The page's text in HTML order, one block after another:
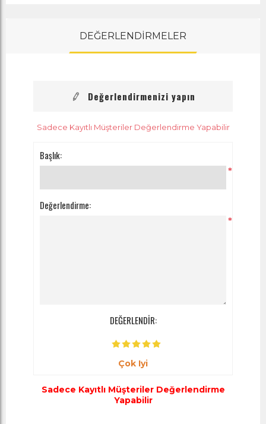
DEĞERLENDİRMELER
Değerlendirmenizi yapın
Sadece Kayıtlı Müşteriler Değerlendirme Yapabilir
Başlık:
*
Değerlendirme:
*
DEĞERLENDİR:
Çok Iyi
Sadece Kayıtlı Müşteriler Değerlendirme
Yapabilir